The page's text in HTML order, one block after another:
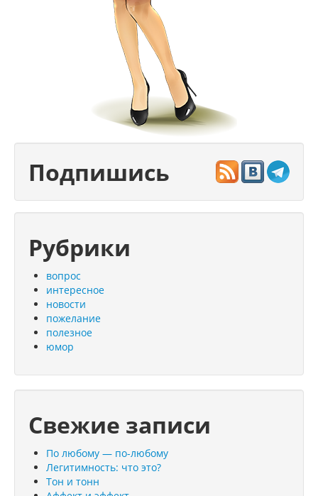
Подпишись
Рубрики
вопрос
интересное
новости
пожелание
полезное
юмор
Свежие записи
По любому — по-любому
Легитимность: что это?
Тон и тонн